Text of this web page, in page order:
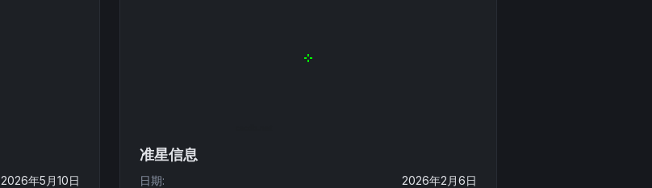
2026年5月10日
准星信息
日期:
2026年2月6日